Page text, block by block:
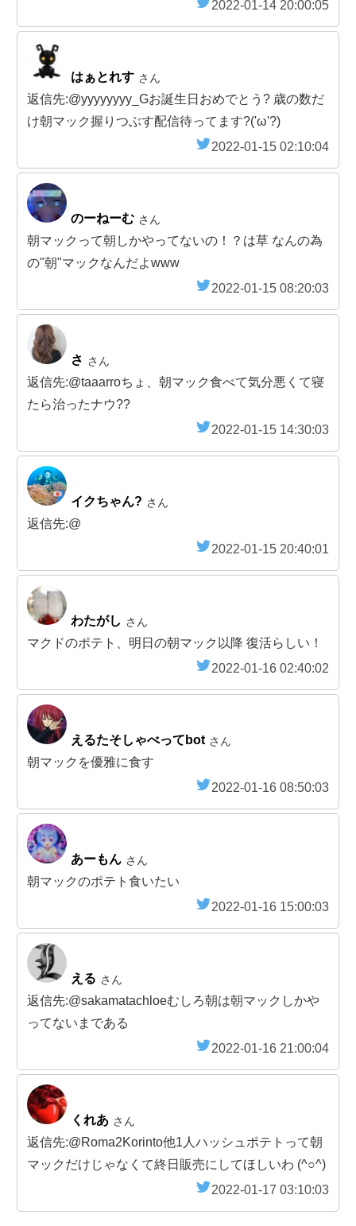
2022-01-14 20:00:05
はぁとれす さん
返信先:@yyyyyyyy_Gお誕生日おめでとう? 歳の数だ
け朝マック握りつぶす配信待ってます︎?('ω'?)
2022-01-15 02:10:04
のーねーむ さん
朝マックって朝しかやってないの！？は草 なんの為
の"朝"マックなんだよwww
2022-01-15 08:20:03
さ さん
返信先:@taaarroちょ、朝マック食べて気分悪くて寝
たら治ったナウ??
2022-01-15 14:30:03
イクちゃん? さん
返信先:@
2022-01-15 20:40:01
わたがし さん
マクドのポテト、明日の朝マック以降 復活らしい！
2022-01-16 02:40:02
えるたそしゃべってbot さん
朝マックを優雅に食す
2022-01-16 08:50:03
あーもん さん
朝マックのポテト食いたい
2022-01-16 15:00:03
える さん
返信先:@sakamatachloeむしろ朝は朝マックしかや
ってないまである
2022-01-16 21:00:04
くれあ さん
返信先:@Roma2Korinto他1人ハッシュポテトって朝
マックだけじゃなくて終日販売にしてほしいわ (^○^)
2022-01-17 03:10:03